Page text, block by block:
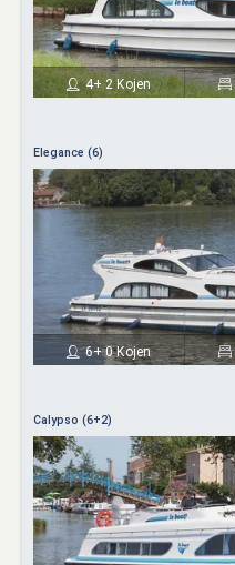
4+ 2 Kojen
Elegance (6)
6+ 0 Kojen
Calypso (6+2)